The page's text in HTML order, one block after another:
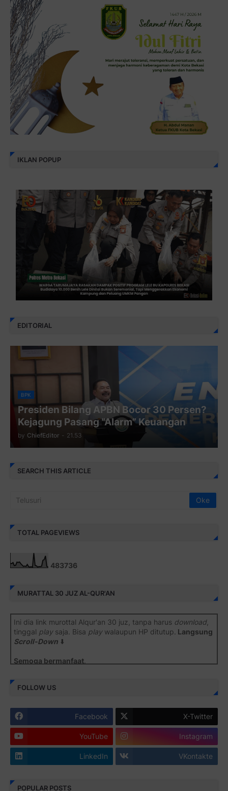
IKLAN POPUP
EDITORIAL
BPK
Presiden Bilang APBN Bocor 30 Persen?
Kejagung Pasang “Alarm” Keuangan
by ChiefEditor - 21.53
SEARCH THIS ARTICLE
TOTAL PAGEVIEWS
483736
MURATTAL 30 JUZ AL-QUR'AN
Ini dia link murottal Alqur'an 30 juz, tanpa harus download,
tinggal playsaja. Bisa playwalaupun HP ditutup. Langsung
Scroll-Down ⬇️
Semoga bermanfaat
Juz 1 ⇨
Juz 3 ⇨ http://j.mp/2bFSrtF
Juz 4 ⇨ http://j.mp/2b8SXi3
Juz 5 ⇨ http://j.mp/2b8RZm3
FOLLOW US
Facebook X-Twitter
YouTube Instagram
LinkedIn VKontakte
POPULAR POSTS